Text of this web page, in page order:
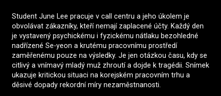
Student June Lee pracuje v call centru a jeho úkolem je
obvolávat zákazníky, kteří nemají zaplacené účty. Každý den
je vystavený psychickému i fyzickému nátlaku bezohledné
nadřízené Se-yeon a krutému pracovnímu prostředí
zaměřenému pouze na výsledky. Je jen otázkou času, kdy se
citlivý a vnímavý mladý muž zhroutí a dojde k tragédii. Snímek
ukazuje kritickou situaci na korejském pracovním trhu a
děsivé dopady rekordní míry nezaměstnanosti.